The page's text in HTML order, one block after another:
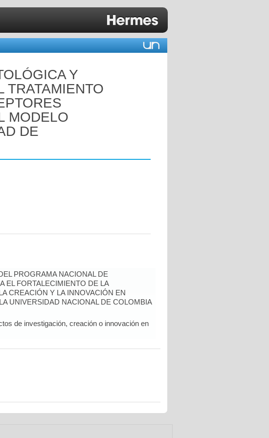
Y
TRATAMIENTO
MODELO
DE
PROGRAMA NACIONAL DE
EL FORTALECIMIENTO DE LA
CREACIÓN Y LA INNOVACIÓN EN
UNIVERSIDAD NACIONAL DE COLOMBIA
de investigación, creación o innovación en